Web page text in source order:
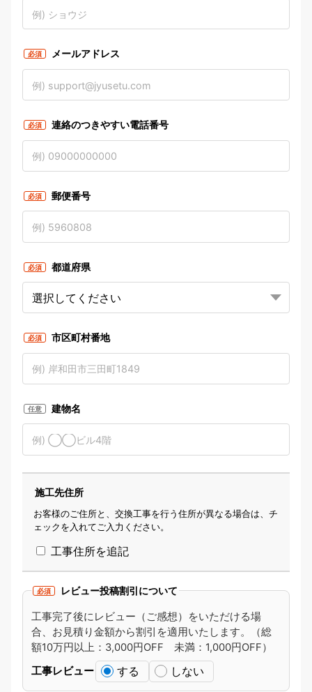
必須 メールアドレス
必須 連絡のつきやすい電話番号
必須 郵便番号
必須 都道府県
必須 市区町村番地
任意 建物名
施工先住所
お客様のご住所と、交換工事を行う住所が異なる場合は、チ
ェックを入れてご入力ください。
工事住所を追記
必須 レビュー投稿割引について
工事完了後にレビュー（ご感想）をいただける場
合、お見積り金額から割引を適用いたします。（総
額10万円以上：3,000円OFF 未満：1,000円OFF）
工事レビュー する しない